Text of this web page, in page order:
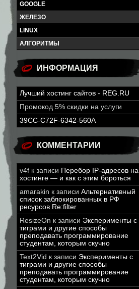
GOOGLE
ЖЕЛЕЗО
LINUX
АЛГОРИТМЫ
ИНФОРМАЦИЯ
Лучший хостинг сайтов - REG.RU
Промокод 5% скидки на услуги
39CC-C72F-6342-560A
КОММЕНТАРИИ
v4f к записи Перебор IP-адресов на
хостинге — и как с этим бороться
amarakin к записи Альтернативный
список заблокированных в РФ
ресурсов Re:filter
ResizeOn к записи Эксперименты с
тиграми и другие способы
преподавать программирование
студентам, которым скучно
Text2Vid к записи Эксперименты с
тиграми и другие способы
преподавать программирование
студентам, которым скучно